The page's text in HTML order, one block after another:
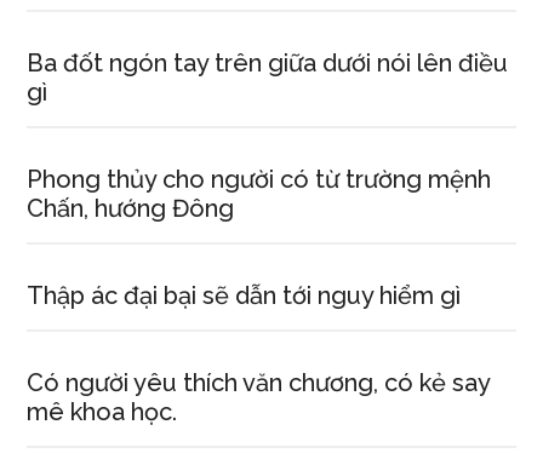
Ba đốt ngón tay trên giữa dưới nói lên điều
gì
Phong thủy cho người có từ trường mệnh
Chấn, hướng Đông
Thập ác đại bại sẽ dẫn tới nguy hiểm gì
Có người yêu thích văn chương, có kẻ say
mê khoa học.